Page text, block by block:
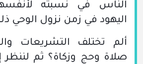
الناس في نسبته
اليهود في زمن نزول الوحي
ألم تختلف التشريعات
صلاة وحج وزكاة؟ ثم لننظر